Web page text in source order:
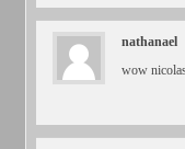
nathanael
wow